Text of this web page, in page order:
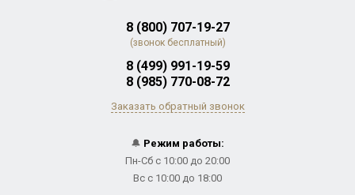
8 (800) 707-19-27
(звонок бесплатный)
8 (499) 991-19-59
8 (985) 770-08-72
Заказать обратный звонок
🔔 Режим работы:
Пн-Сб с 10:00 до 20:00
Вс с 10:00 до 18:00